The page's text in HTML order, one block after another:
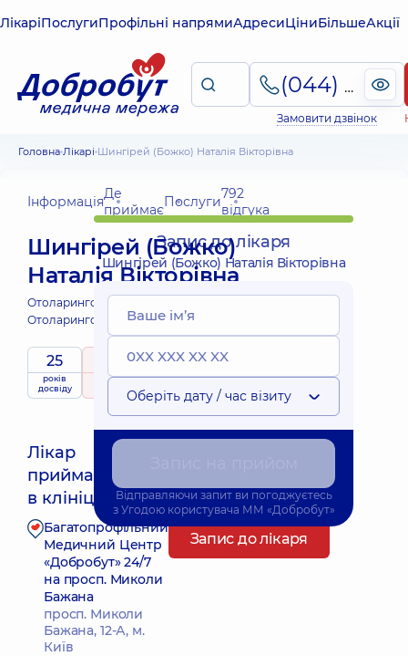
ЛікаріПослугиПрофільні напрямиАдресиЦіниБільшеАкції
(044) 495-2-888
Замовити дзвінок
Головна Лікарі Шингірей (Божко) Наталія Вікторівна
ІнформаціяДе
приймаєПослуги792
відгука
Шингірей (Божко)
Наталія Вікторівна
Отоларинголог;
Отоларинголог дитячий;
25
років
досвіду
5 / 5
рейтингна підставі
792 відгука
приймає
дітей
Лікар
приймає
в клініці
Найближчий час прийому: Сьогодні о 08:30
Багатопрофільний
Медичний Центр
«Добробут» 24/7
на просп. Миколи
Бажана
просп. Миколи
Бажана, 12-А, м.
Київ
Запис до лікаря
Запис до лікаря
Шингірей (Божко) Наталія Вікторівна
Оберіть дату / час візиту
Відправляючи запит ви погоджуєтесь
з Угодою користувача ММ «Добробут»